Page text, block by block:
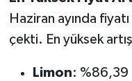
Haziran ayında
çekti. En yüksek
Limon: %86,39